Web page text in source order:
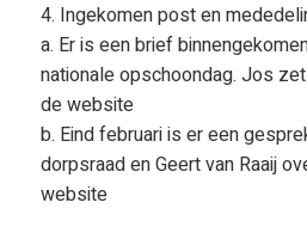
4. Ingekomen post en
a. Er is een brief
nationale opschoondag. Jos
de website
b. Eind februari is er een
dorpsraad en Geert van Raaij
website